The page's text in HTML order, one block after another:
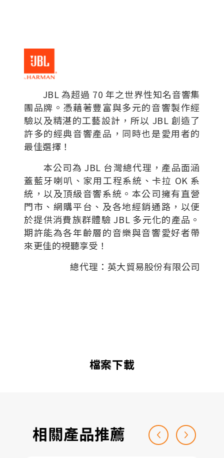
JBL 為超過 70 年之世界性知名音響集
團品牌。憑藉著豐富與多元的音響製作經
驗以及精湛的工藝設計，所以 JBL 創造了
許多的經典音響產品，同時也是愛用者的
最佳選擇！
本公司為 JBL 台灣總代理，產品面涵
蓋藍牙喇叭、家用工程系統、卡拉 OK 系
統，以及頂級音響系統。本公司擁有直營
門市、網購平台、及各地經銷通路，以便
於提供消費族群體驗 JBL 多元化的產品。
期許能為各年齡層的音樂與音響愛好者帶
來更佳的視聽享受！
總代理：英大貿易股份有限公司
檔案下載
相關產品推薦